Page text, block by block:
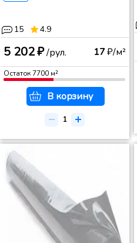
15 4.9
5 202 ₽/рул. 17₽/м²
Остаток7700м²
В корзину